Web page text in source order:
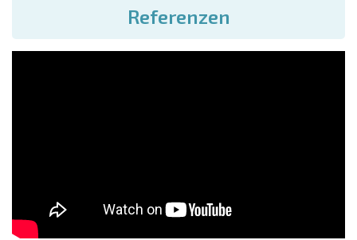
Referenzen